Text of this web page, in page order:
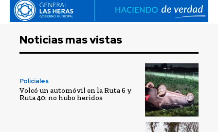
Noticias mas vistas
Policiales
Volcó un automóvil en la Ruta 6 y
Ruta 40: no hubo heridos